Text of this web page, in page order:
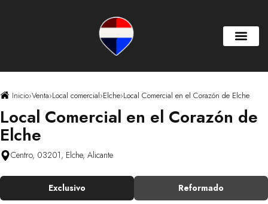
Inicio›Venta›Local comercial›Elche›Local Comercial en el Corazón de Elche
Local Comercial en el Corazón de
Elche
Centro, 03201, Elche, Alicante
Exclusivo Reformado